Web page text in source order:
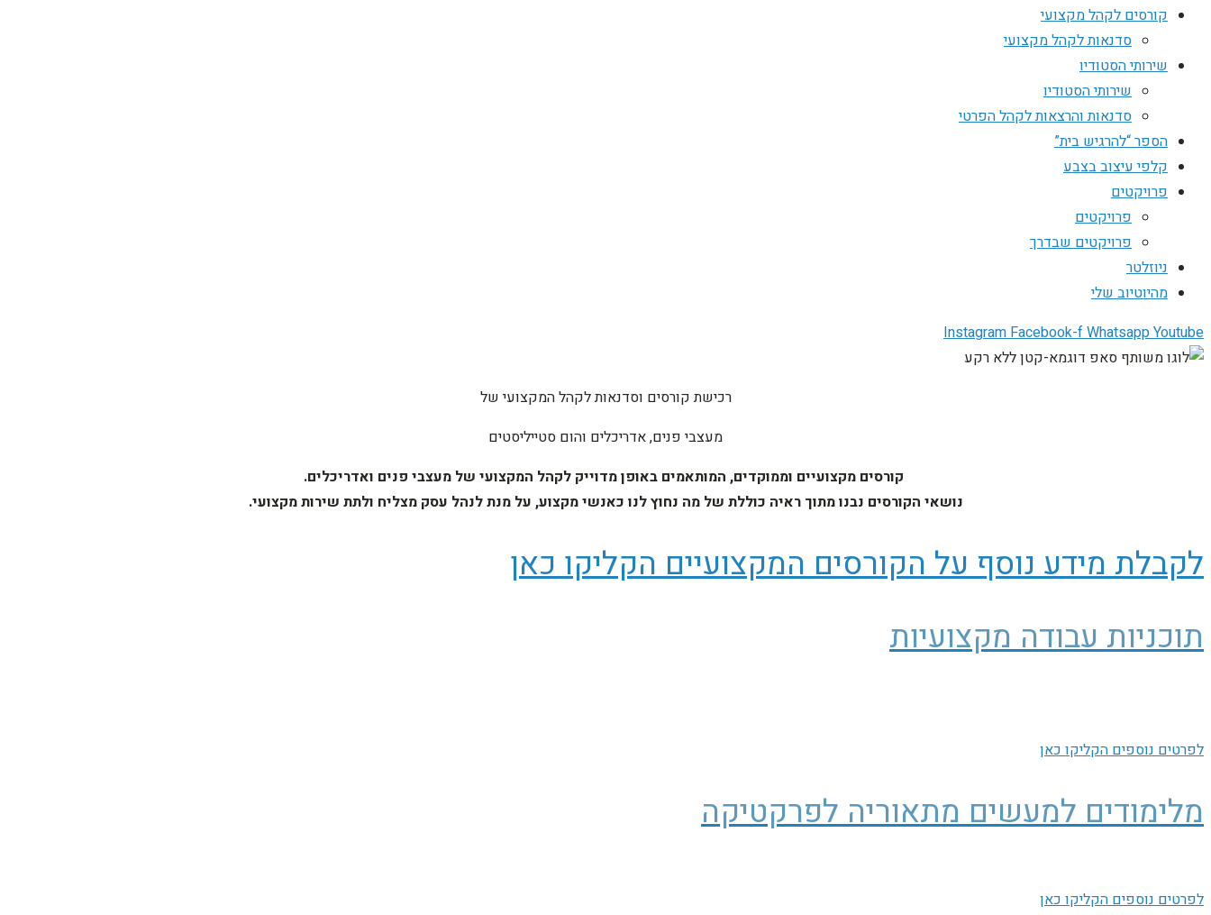
קורסים לקהל מקצועי
סדנאות לקהל מקצועי
שירותי הסטודיו
שירותי הסטודיו
סדנאות והרצאות לקהל הפרטי
הספר “להרגיש בית”
קלפי עיצוב בצבע
פרויקטים
פרויקטים
פרויקטים שבדרך
ניוזלטר
מהיוטיוב שלי
InstagramFacebook-fWhatsappYoutube
רכישת קורסים וסדנאות לקהל המקצועי של
מעצבי פנים, אדריכלים והום סטייליסטים
קורסים מקצועיים וממוקדים, המותאמים באופן מדוייק לקהל המקצועי של מעצבי פנים ואדריכלים.
נושאי הקורסים נבנו מתוך ראיה כוללת של מה נחוץ לנו כאנשי מקצוע, על מנת לנהל עסק מצליח ולתת שירות מקצועי.
לקבלת מידע נוסף על הקורסים המקצועיים הקליקו כאן
תוכניות עבודה מקצועיות
לפרטים נוספים הקליקו כאן
מלימודים למעשים מתאוריה לפרקטיקה
לפרטים נוספים הקליקו כאן